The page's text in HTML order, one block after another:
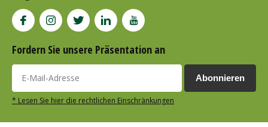
Fordern Sie unsere Präsentation an
Abonnieren
* Lesen Sie hier die rechtlichen Einschränkungen